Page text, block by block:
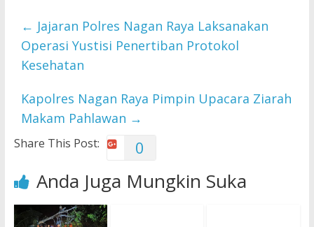
← Jajaran Polres Nagan Raya Laksanakan
Operasi Yustisi Penertiban Protokol
Kesehatan
Kapolres Nagan Raya Pimpin Upacara Ziarah
Makam Pahlawan →
Share This Post: 0
Anda Juga Mungkin Suka